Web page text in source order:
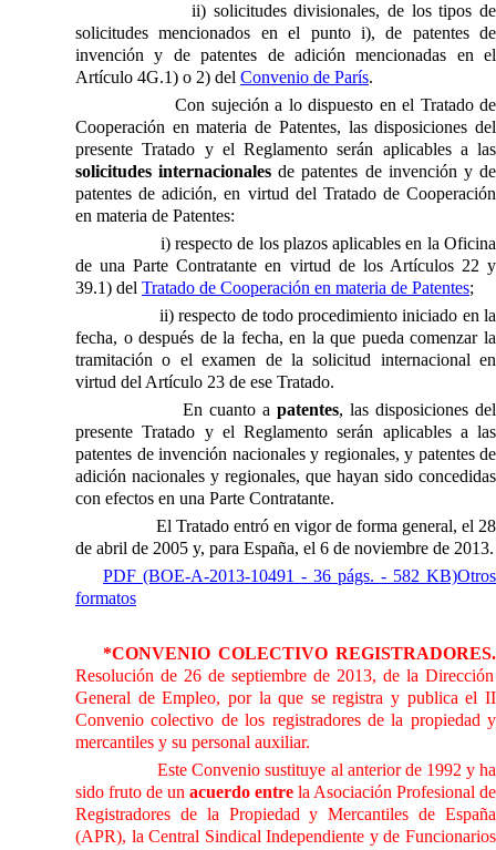
ii) solicitudes divisionales, de los tipos de
solicitudes mencionados en el punto i), de patentes de
invención y de patentes de adición mencionadas en el
Artículo 4G.1) o 2) del Convenio de París.
Con sujeción a lo dispuesto en el Tratado de
Cooperación en materia de Patentes, las disposiciones del
presente Tratado y el Reglamento serán aplicables a las
solicitudes internacionales de patentes de invención y de
patentes de adición, en virtud del Tratado de Cooperación
en materia de Patentes:
i) respecto de los plazos aplicables en la Oficina
de una Parte Contratante en virtud de los Artículos 22 y
39.1) del Tratado de Cooperación en materia de Patentes;
ii) respecto de todo procedimiento iniciado en la
fecha, o después de la fecha, en la que pueda comenzar la
tramitación o el examen de la solicitud internacional en
virtud del Artículo 23 de ese Tratado.
En cuanto a patentes, las disposiciones del
presente Tratado y el Reglamento serán aplicables a las
patentes de invención nacionales y regionales, y patentes de
adición nacionales y regionales, que hayan sido concedidas
con efectos en una Parte Contratante.
El Tratado entró en vigor de forma general, el 28
de abril de 2005 y, para España, el 6 de noviembre de 2013.
PDF (BOE-A-2013-10491 - 36 págs. - 582 KB)Otros
formatos
*CONVENIO COLECTIVO REGISTRADORES.
Resolución de 26 de septiembre de 2013, de la Dirección
General de Empleo, por la que se registra y publica el II
Convenio colectivo de los registradores de la propiedad y
mercantiles y su personal auxiliar.
Este Convenio sustituye al anterior de 1992 y ha
sido fruto de un acuerdo entre la Asociación Profesional de
Registradores de la Propiedad y Mercantiles de España
(APR), la Central Sindical Independiente y de Funcionarios